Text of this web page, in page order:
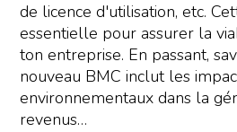
de licence d'utilisation, etc.
essentielle pour assurer la
ton entreprise. En passant,
nouveau BMC inclut les
environnementaux dans la
revenus…